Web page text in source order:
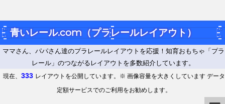
青いレール.com（プラレールレイアウト）
ママさん、パパさん達のプラレールレイアウトを応援！知育おもちゃ「プラ
レール」のつながるレイアウトを多数紹介しています。
現在、 333 レイアウトを公開しています。※ 画像容量を大きくしています データ
定額サービスでのご利用をお勧めします。